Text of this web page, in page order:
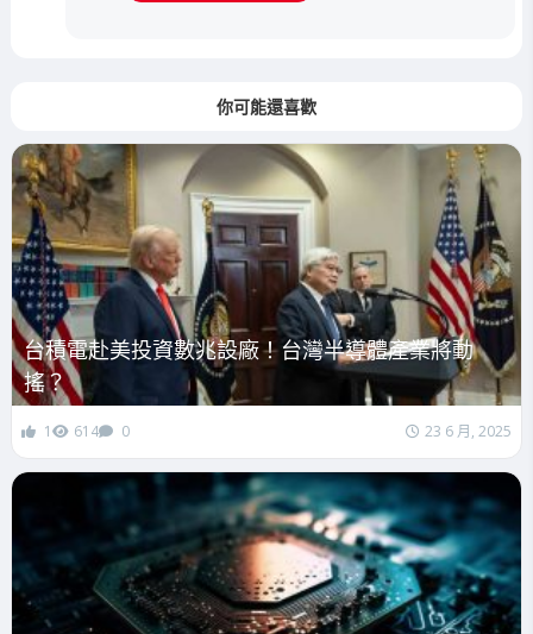
你可能還喜歡
台積電赴美投資數兆設廠！台灣半導體產業將動
搖？
1 614 0 23 6 月, 2025